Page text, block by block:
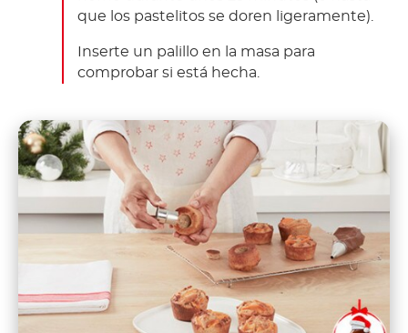
que los pastelitos se doren ligeramente).
Inserte un palillo en la masa para
comprobar si está hecha.